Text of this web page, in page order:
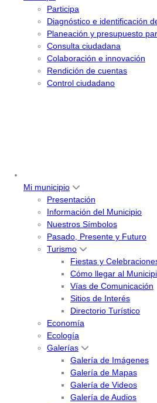
Participa
Diagnóstico e identificación
Planeación y presupuesto
Consulta ciudadana
Colaboración e innovación
Rendición de cuentas
Control ciudadano
Mi municipio
Presentación
Información del Municipio
Nuestros Símbolos
Pasado, Presente y Futuro
Turismo
Fiestas y
Cómo llegar al
Vías de Comunicación
Sitios de Interés
Directorio Turístico
Economía
Ecología
Galerías
Galería de Imágenes
Galería de Mapas
Galería de Videos
Galería de Audios